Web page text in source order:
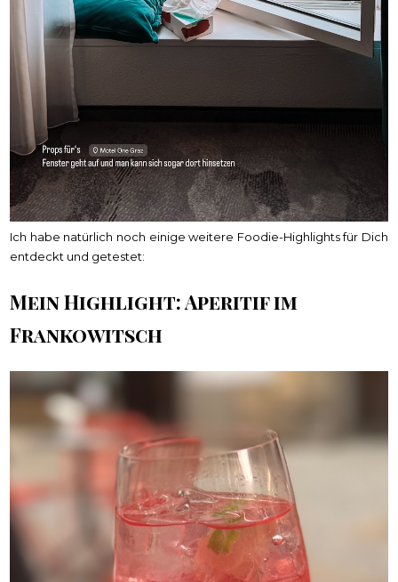
Ich habe natürlich noch einige weitere Foodie-Highlights für Dich
entdeckt und getestet:
Mein Highlight: Aperitif im
Frankowitsch